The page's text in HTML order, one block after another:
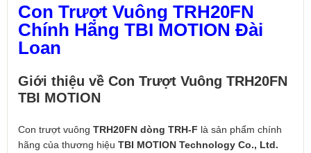
Con Trượt Vuông TRH20FN
Chính Hãng TBI MOTION Đài
Loan
Giới thiệu về Con Trượt Vuông TRH20FN
TBI MOTION
Con trượt vuông TRH20FN dòng TRH-F là sản phẩm chính
hãng của thương hiệu TBI MOTION Technology Co., Ltd.